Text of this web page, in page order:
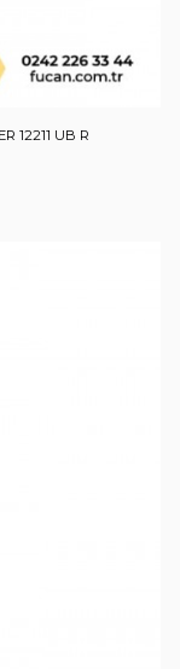
12211 UB R